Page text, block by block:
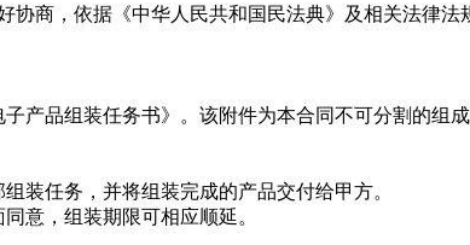
商，依据《中华人民共和国民法典》及相关法律法
产品组装任务书》。该附件为本合同不可分割的组
装任务，并将组装完成的产品交付给甲方。
意，组装期限可相应顺延。